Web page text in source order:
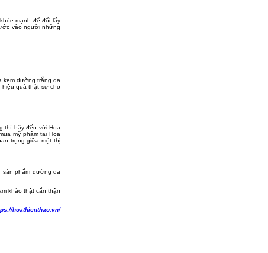
mạnh để đổi lấy
vào người những
kem dưỡng trắng da
quả thật sự cho
thì hãy đến với Hoa
mỹ phẩm tại Hoa
trọng giữa một thị
sản phẩm dưỡng da
khảo thật cẩn thận
hoathienthao.vn/